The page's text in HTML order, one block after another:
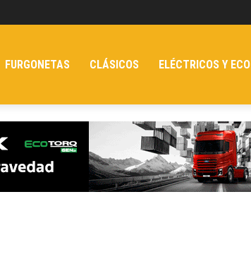
FURGONETAS CLÁSICOS ELÉCTRICOS Y ECO